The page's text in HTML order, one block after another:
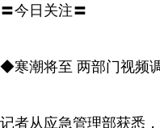
〓今日关注〓
◆寒潮将至 两部门视频
记者从应急管理部获悉